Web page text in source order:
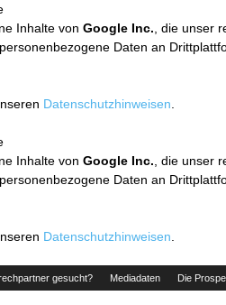
Inhalte von Google Inc. , die unser
Daten an
Datenschutzhinweisen
Inhalte von Google Inc. , die unser
Daten an
Datenschutzhinweisen
gesucht? Mediadaten Die